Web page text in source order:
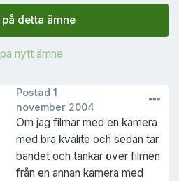
detta ämne
nytt ämne
Postad 1
november 2004
Om jag filmar med en kamera
med bra kvalite och sedan tar
bandet och tankar över filmen
från en annan kamera med